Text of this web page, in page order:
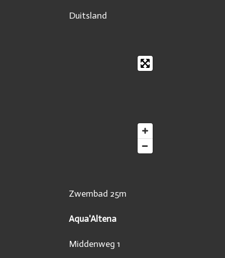
Duitsland
Zwembad 25m
Aqua'Altena
Middenweg 1